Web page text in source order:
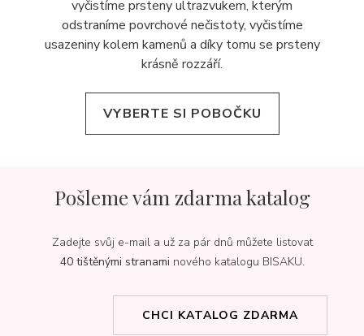
vyčistíme prsteny ultrazvukem, kterým
odstraníme povrchové nečistoty, vyčistíme
usazeniny kolem kamenů a díky tomu se prsteny
krásně rozzáří.
VYBERTE SI POBOČKU
Pošleme vám zdarma katalog
Zadejte svůj e-mail a už za pár dnů můžete listovat
40 tištěnými stranami nového katalogu BISAKU.
CHCI KATALOG ZDARMA